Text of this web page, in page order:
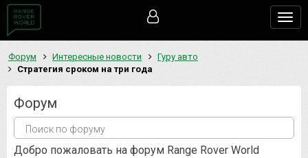
Форум Интересные новости
Гуру авто
Стратегия сроком на три года
Форум
Добро пожаловать на форум Range Rover World